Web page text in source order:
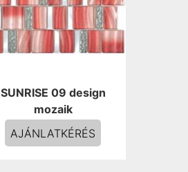
SUNRISE 09 design
mozaik
AJÁNLATKÉRÉS